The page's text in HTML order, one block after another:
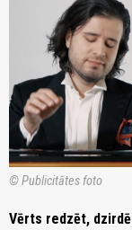
© Publicitātes foto
Vērts redzēt,